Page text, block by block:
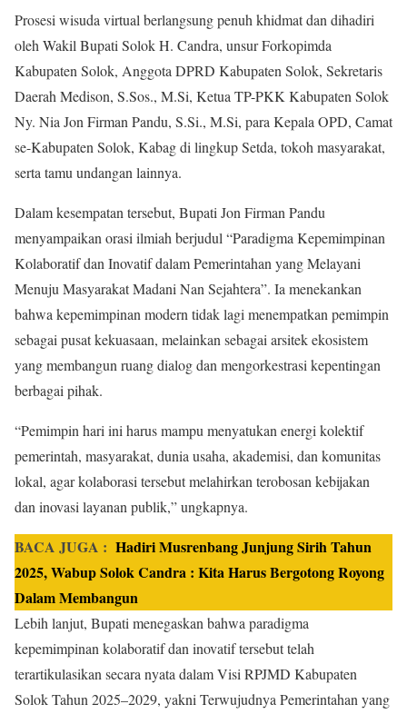
Prosesi wisuda virtual berlangsung penuh khidmat dan dihadiri
oleh Wakil Bupati Solok H. Candra, unsur Forkopimda
Kabupaten Solok, Anggota DPRD Kabupaten Solok, Sekretaris
Daerah Medison, S.Sos., M.Si, Ketua TP-PKK Kabupaten Solok
Ny. Nia Jon Firman Pandu, S.Si., M.Si, para Kepala OPD, Camat
se-Kabupaten Solok, Kabag di lingkup Setda, tokoh masyarakat,
serta tamu undangan lainnya.
Dalam kesempatan tersebut, Bupati Jon Firman Pandu
menyampaikan orasi ilmiah berjudul “Paradigma Kepemimpinan
Kolaboratif dan Inovatif dalam Pemerintahan yang Melayani
Menuju Masyarakat Madani Nan Sejahtera”. Ia menekankan
bahwa kepemimpinan modern tidak lagi menempatkan pemimpin
sebagai pusat kekuasaan, melainkan sebagai arsitek ekosistem
yang membangun ruang dialog dan mengorkestrasi kepentingan
berbagai pihak.
“Pemimpin hari ini harus mampu menyatukan energi kolektif
pemerintah, masyarakat, dunia usaha, akademisi, dan komunitas
lokal, agar kolaborasi tersebut melahirkan terobosan kebijakan
dan inovasi layanan publik,” ungkapnya.
BACA JUGA : Hadiri Musrenbang Junjung Sirih Tahun
2025, Wabup Solok Candra : Kita Harus Bergotong Royong
Dalam Membangun
Lebih lanjut, Bupati menegaskan bahwa paradigma
kepemimpinan kolaboratif dan inovatif tersebut telah
terartikulasikan secara nyata dalam Visi RPJMD Kabupaten
Solok Tahun 2025–2029, yakni Terwujudnya Pemerintahan yang